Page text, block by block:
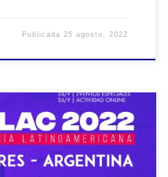
Publicada 25 agosto, 2022